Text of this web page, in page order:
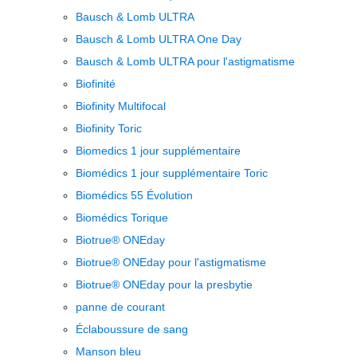
Bausch & Lomb ULTRA
Bausch & Lomb ULTRA One Day
Bausch & Lomb ULTRA pour l'astigmatisme
Biofinité
Biofinity Multifocal
Biofinity Toric
Biomedics 1 jour supplémentaire
Biomédics 1 jour supplémentaire Toric
Biomédics 55 Évolution
Biomédics Torique
Biotrue® ONEday
Biotrue® ONEday pour l'astigmatisme
Biotrue® ONEday pour la presbytie
panne de courant
Éclaboussure de sang
Manson bleu